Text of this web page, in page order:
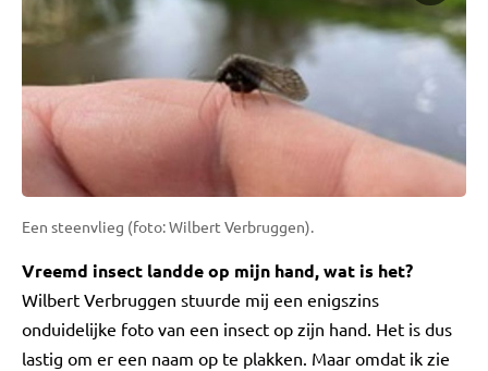
Een steenvlieg (foto: Wilbert Verbruggen).
Vreemd insect landde op mijn hand, wat is het?
Wilbert Verbruggen stuurde mij een enigszins
onduidelijke foto van een insect op zijn hand. Het is dus
lastig om er een naam op te plakken. Maar omdat ik zie